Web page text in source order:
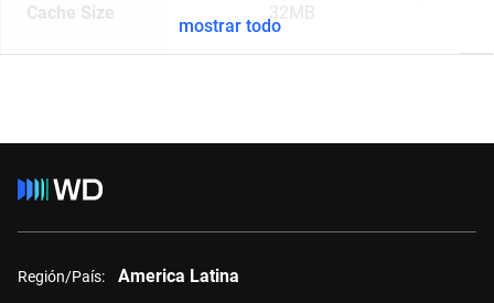
Cache Size 32MB
mostrar todo
Región/País: America Latina